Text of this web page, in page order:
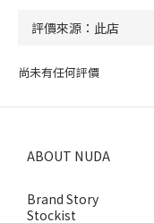
尚未有任何評價
ABOUT NUDA
Brand Story
Stockist